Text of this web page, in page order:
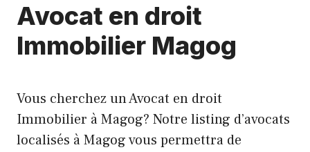
Avocat en droit
Immobilier Magog
Vous cherchez un Avocat en droit
Immobilier à Magog? Notre listing d’avocats
localisés à Magog vous permettra de